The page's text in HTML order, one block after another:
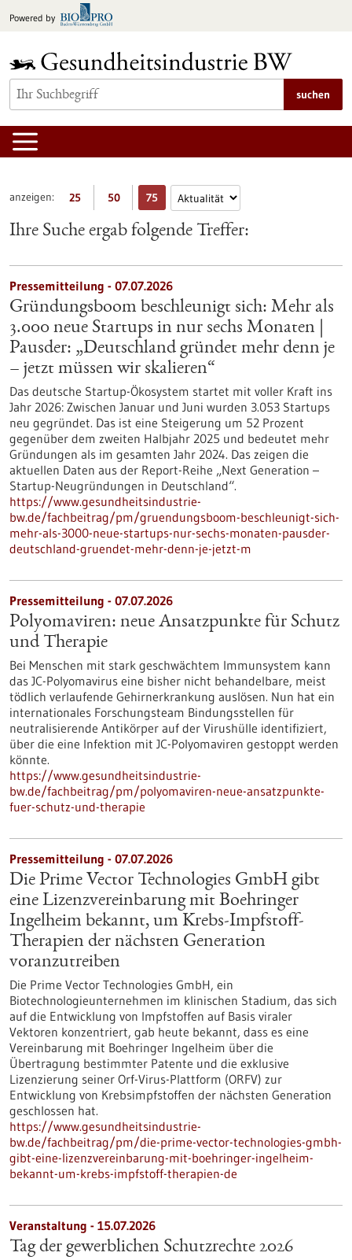
Inhalt
Powered by
suchen
anzeigen: 25 50 75
Ihre Suche ergab folgende Treffer:
Pressemitteilung - 07.07.2026
Gründungsboom beschleunigt sich: Mehr als
3.000 neue Startups in nur sechs Monaten |
Pausder: „Deutschland gründet mehr denn je
– jetzt müssen wir skalieren“
Das deutsche Startup-Ökosystem startet mit voller Kraft ins
Jahr 2026: Zwischen Januar und Juni wurden 3.053 Startups
neu gegründet. Das ist eine Steigerung um 52 Prozent
gegenüber dem zweiten Halbjahr 2025 und bedeutet mehr
Gründungen als im gesamten Jahr 2024. Das zeigen die
aktuellen Daten aus der Report-Reihe „Next Generation –
Startup-Neugründungen in Deutschland“.
https://www.gesundheitsindustrie-
bw.de/fachbeitrag/pm/gruendungsboom-beschleunigt-sich-
mehr-als-3000-neue-startups-nur-sechs-monaten-pausder-
deutschland-gruendet-mehr-denn-je-jetzt-m
Pressemitteilung - 07.07.2026
Polyomaviren: neue Ansatzpunkte für Schutz
und Therapie
Bei Menschen mit stark geschwächtem Immunsystem kann
das JC-Polyomavirus eine bisher nicht behandelbare, meist
tödlich verlaufende Gehirnerkrankung auslösen. Nun hat ein
internationales Forschungsteam Bindungsstellen für
neutralisierende Antikörper auf der Virushülle identifiziert,
über die eine Infektion mit JC-Polyomaviren gestoppt werden
könnte.
https://www.gesundheitsindustrie-
bw.de/fachbeitrag/pm/polyomaviren-neue-ansatzpunkte-
fuer-schutz-und-therapie
Pressemitteilung - 07.07.2026
Die Prime Vector Technologies GmbH gibt
eine Lizenzvereinbarung mit Boehringer
Ingelheim bekannt, um Krebs-Impfstoff-
Therapien der nächsten Generation
voranzutreiben
Die Prime Vector Technologies GmbH, ein
Biotechnologieunternehmen im klinischen Stadium, das sich
auf die Entwicklung von Impfstoffen auf Basis viraler
Vektoren konzentriert, gab heute bekannt, dass es eine
Vereinbarung mit Boehringer Ingelheim über die
Übertragung bestimmter Patente und die exklusive
Lizenzierung seiner Orf-Virus-Plattform (ORFV) zur
Entwicklung von Krebsimpfstoffen der nächsten Generation
geschlossen hat.
https://www.gesundheitsindustrie-
bw.de/fachbeitrag/pm/die-prime-vector-technologies-gmbh-
gibt-eine-lizenzvereinbarung-mit-boehringer-ingelheim-
bekannt-um-krebs-impfstoff-therapien-de
Veranstaltung - 15.07.2026
Tag der gewerblichen Schutzrechte 2026